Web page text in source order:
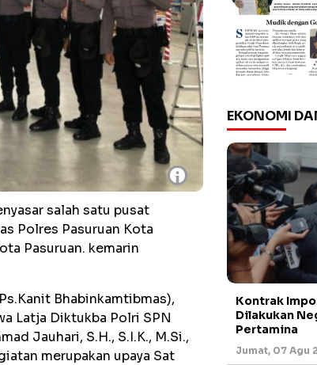
i
salah satu pusat
Polres Pasuruan Kota
Pasuruan. kemarin
Bhabinkamtibmas),
Latja Diktukba Polri SPN
Jauhari, S.H., S.I.K., M.Si.,
merupakan upaya Sat
EKONOMI
Kontrak
Dilakukan
Pertamina
Jumat, 07 Agu